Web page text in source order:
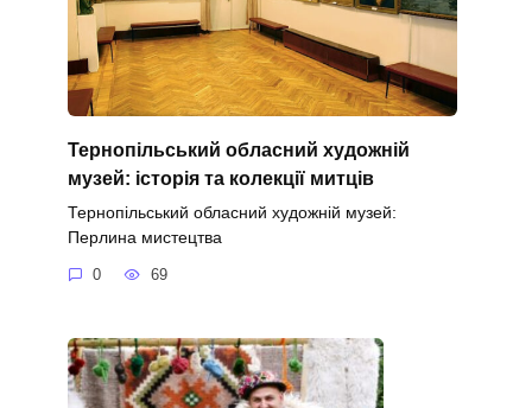
Тернопільський обласний художній
музей: історія та колекції митців
Тернопільський обласний художній музей:
Перлина мистецтва
0 69